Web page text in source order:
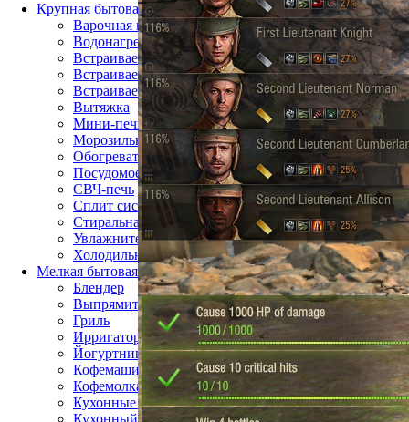
Крупная бытовая техника
Варочная поверхность
Водонагреватель
Встраиваемая посудомоечная машина
Встраиваемый газовый духовой шкаф
Встраиваемый электрический духовой шкаф
Вытяжка
Мини-печь
Морозильная камера
Обогреватель
Посудомоечная машина
СВЧ-печь
Сплит система
Стиральная машина
Увлажнитель воздуха
Холодильник
Мелкая бытовая техника
Блендер
Выпрямитель для волос
Гриль
Ирригатор
Йогуртница
Кофемашина
Кофемолка
Кухонные весы
Кухонный комбайн